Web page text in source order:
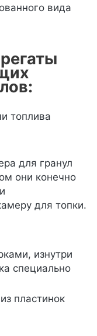
вида
топлива
для гранул
они конечно
для топки.
изнутри
специально
пластинок